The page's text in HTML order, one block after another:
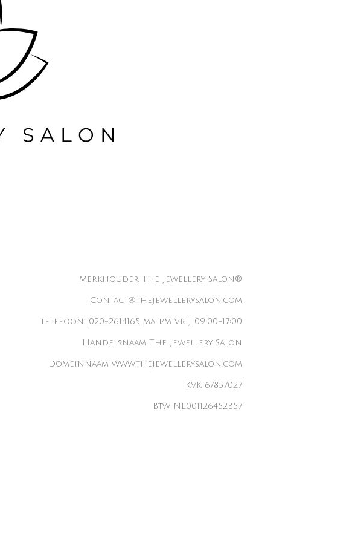
Merkhouder The Jewellery Salon®
Contact@thejewellerysalon.com
telefoon: 020-2614165 ma t/m vrij 09:00-17:00
Handelsnaam The Jewellery Salon
Domeinnaam www.thejewellerysalon.com
KVK 67857027
Btw NL001126452B57